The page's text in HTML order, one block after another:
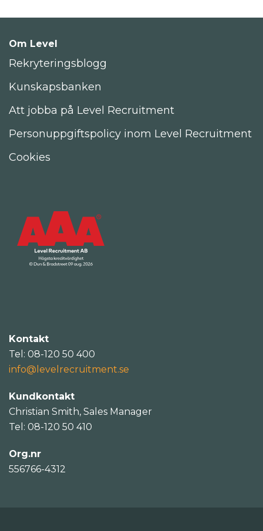
Om Level
Rekryteringsblogg
Kunskapsbanken
Att jobba på Level Recruitment
Personuppgiftspolicy inom Level Recruitment
Cookies
Kontakt
Tel: 08-120 50 400
info@levelrecruitment.se
Kundkontakt
Christian Smith, Sales Manager
Tel: 08-120 50 410
Org.nr
556766-4312